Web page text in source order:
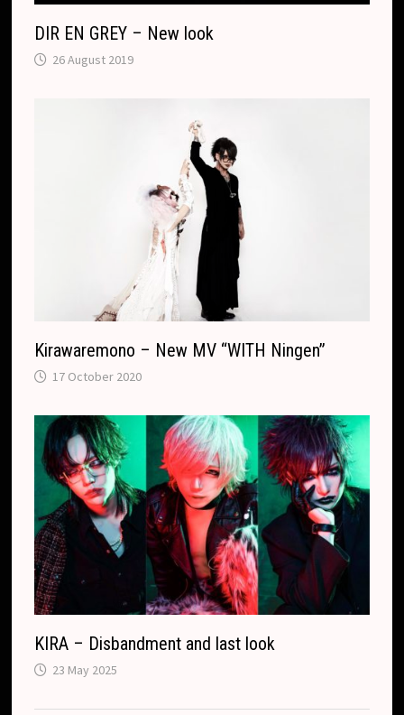
DIR EN GREY – New look
26 August 2019
Kirawaremono – New MV “WITH Ningen”
17 October 2020
KIRA – Disbandment and last look
23 May 2025